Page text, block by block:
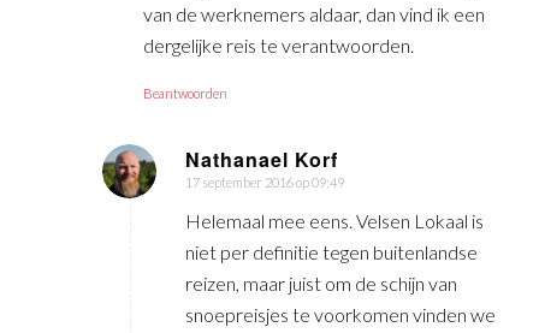
van de werknemers aldaar, dan vind ik een
dergelijke reis te verantwoorden.
Beantwoorden
Nathanael Korf
zegt:
17 september 2016 op 09:49
Helemaal mee eens. Velsen Lokaal is
niet per definitie tegen buitenlandse
reizen, maar juist om de schijn van
snoepreisjes te voorkomen vinden we